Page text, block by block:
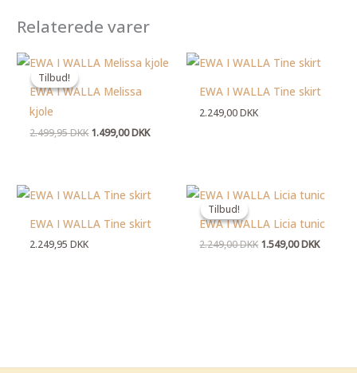
Relaterede varer
Tilbud!
Tilbud!
EWA I WALLA Melissa
kjole
2.499,95DKK
Den
oprindelige
var:
1.499,00DKK
Den
aktuelle
1.499,00 DKK.
EWA I WALLA Tine skirt
2.249,00DKK
EWA I WALLA Tine skirt
2.249,95DKK
Tilbud!
Tilbud!
EWA I WALLA Licia tunic
2.249,00DKK
Den
oprindelige
var:
2.249,00 DKK.
1.549,00DKK
Den
aktuelle
er: